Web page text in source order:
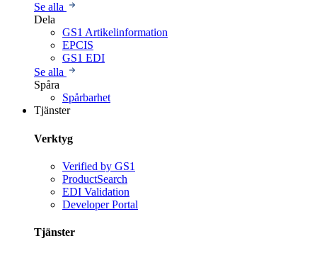
Se alla
Dela
GS1 Artikelinformation
EPCIS
GS1 EDI
Se alla
Spåra
Spårbarhet
Tjänster
Verktyg
Verified by GS1
ProductSearch
EDI Validation
Developer Portal
Tjänster